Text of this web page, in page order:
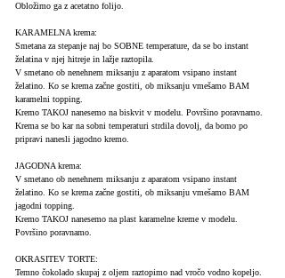
Obložimo ga z acetatno folijo.
KARAMELNA krema:
Smetana za stepanje naj bo SOBNE temperature, da se bo instant
želatina v njej hitreje in lažje raztopila.
V smetano ob nenehnem miksanju z aparatom vsipano instant
želatino. Ko se krema začne gostiti, ob miksanju vmešamo BAM
karamelni topping.
Kremo TAKOJ nanesemo na biskvit v modelu. Površino poravnamo.
Krema se bo kar na sobni temperaturi strdila dovolj, da bomo po
pripravi nanesli jagodno kremo.
JAGODNA krema:
V smetano ob nenehnem miksanju z aparatom vsipano instant
želatino. Ko se krema začne gostiti, ob miksanju vmešamo BAM
jagodni topping.
Kremo TAKOJ nanesemo na plast karamelne kreme v modelu.
Površino poravnamo.
OKRASITEV TORTE:
Temno čokolado skupaj z oljem raztopimo nad vročo vodno kopeljo.